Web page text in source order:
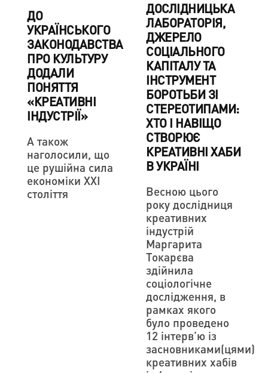
ДО
УКРАЇНСЬКОГО
ЗАКОНОДАВСТВА
ПРО КУЛЬТУРУ
ДОДАЛИ
ПОНЯТТЯ
«КРЕАТИВНІ
ІНДУСТРІЇ»
А також
наголосили, що
це рушійна сила
економіки XXI
століття
ДОСЛІДНИЦЬКА
ЛАБОРАТОРІЯ,
ДЖЕРЕЛО
СОЦІАЛЬНОГО
КАПІТАЛУ ТА
ІНСТРУМЕНТ
БОРОТЬБИ ЗІ
СТЕРЕОТИПАМИ:
ХТО І НАВІЩО
СТВОРЮЄ
КРЕАТИВНІ ХАБИ
В УКРАЇНІ
Весною цього
року дослідниця
креативних
індустрій
Маргарита
Токарєва
здійнила
соціологічне
дослідження, в
рамках якого
було проведено
12 інтерв’ю із
засновниками(цями)
креативних хабів